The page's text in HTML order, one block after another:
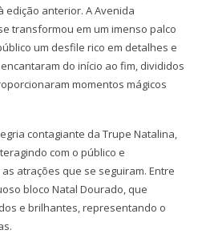
edição anterior. A Avenida
transformou em um imenso palco
um desfile rico em detalhes e
do início ao fim, divididos
momentos mágicos
contagiante da Trupe Natalina,
com o público e
atrações que se seguiram. Entre
bloco Natal Dourado, que
e brilhantes, representando o